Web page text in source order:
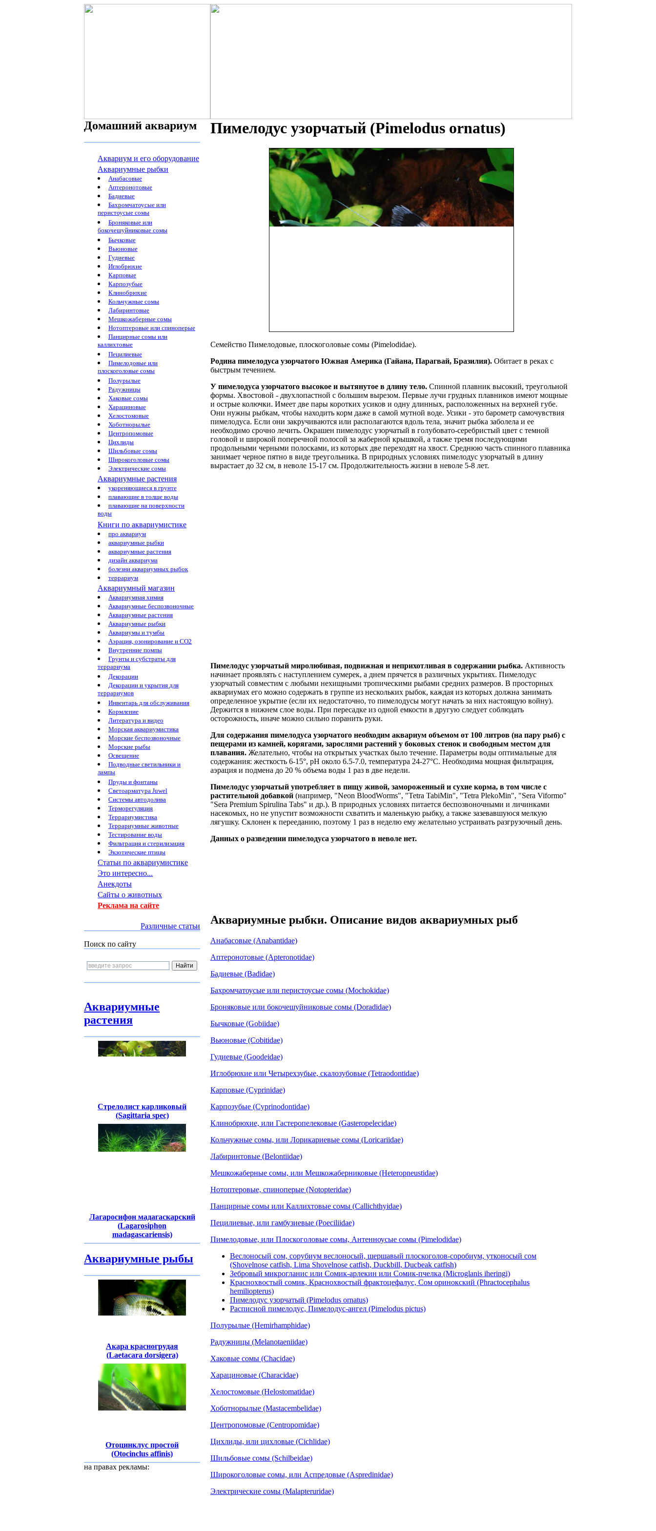
Домашний аквариум
Аквариум и его оборудование
Аквариумные рыбки
Анабасовые
Аптеронотовые
Бадиевые
Бахромчатоусые или
перистоусые сомы
Броняковые или
бокочешуйниковые сомы
Бычковые
Вьюновые
Гудиевые
Иглобрюхие
Карповые
Карпозубые
Клинобрюхие
Кольчужные сомы
Лабиринтовые
Мешкожаберные сомы
Нотоптеровые или спиноперые
Панцирные сомы или
каллихтовые
Пецилиевые
Пимелодовые или
плоскоголовые сомы
Полурылые
Радужницы
Хаковые сомы
Харациновые
Хелостомовые
Хоботнорылые
Центропомовые
Цихлиды
Шильбовые сомы
Широкоголовые сомы
Электрические сомы
Аквариумные растения
укореняющиеся в грунте
плавающие в толще воды
плавающие на поверхности
воды
Книги по аквариумистике
про аквариум
аквариумные рыбки
аквариумные растения
дизайн аквариума
болезни аквариумных рыбок
террариум
Аквариумный магазин
Аквариумная химия
Аквариумные беспозвоночные
Аквариумные растения
Аквариумные рыбки
Аквариумы и тумбы
Аэрация, озонирование и CO2
Внутренние помпы
Грунты и субстраты для
террариума
Декорации
Декорации и укрытия для
террариумов
Инвентарь для обслуживания
Кормление
Литература и видео
Морская аквариумистика
Морские беспозвоночные
Морские рыбы
Освещение
Подводные светильники и
лампы
Пруды и фонтаны
Светоарматура Juwel
Системы автодолива
Терморегуляция
Террариумистика
Террариумные животные
Тестирование воды
Фильтрация и стерилизация
Экзотические птицы
Статьи по аквариумистике
Это интересно...
Анекдоты
Сайты о животных
Реклама на сайте
Различные статьи
Поиск по сайту
Аквариумные
растения
Стрелолист карликовый
(Sagittaria spec)
Лагаросифон мадагаскарский
(Lagarosiphon
madagascariensis)
Аквариумные рыбы
Акара красногрудая
(Laetacara dorsigera)
Отоцинклус простой
(Otocinclus affinis)
на правах рекламы:
Пимелодус узорчатый (Pimelodus ornatus)
Семейство Пимелодовые, плоскоголовые сомы (Pimelodidae).
Родина пимелодуса узорчатого Южная Америка (Гайана, Парагвай, Бразилия). Обитает в реках с
быстрым течением.
У пимелодуса узорчатого высокое и вытянутое в длину тело. Спинной плавник высокий, треугольной
формы. Хвостовой - двухлопастной с большим вырезом. Первые лучи грудных плавников имеют мощные
и острые колючки. Имеет две пары коротких усиков и одну длинных, расположенных на верхней губе.
Они нужны рыбкам, чтобы находить корм даже в самой мутной воде. Усики - это барометр самочувствия
пимелодуса. Если они закручиваются или располагаются вдоль тела, значит рыбка заболела и ее
необходимо срочно лечить. Окрашен пимелодус узорчатый в голубовато-серебристый цвет с темной
головой и широкой поперечной полосой за жаберной крышкой, а также тремя последующими
продольными черными полосками, из которых две переходят на хвост. Среднюю часть спинного плавника
занимает черное пятно в виде треугольника. В природных условиях пимелодус узорчатый в длину
вырастает до 32 см, в неволе 15-17 см. Продолжительность жизни в неволе 5-8 лет.
Пимелодус узорчатый миролюбивая, подвижная и неприхотливая в содержании рыбка. Активность
начинает проявлять с наступлением сумерек, а днем прячется в различных укрытиях. Пимелодус
узорчатый совместим с любыми нехищными тропическими рыбами средних размеров. В просторных
аквариумах его можно содержать в группе из нескольких рыбок, каждая из которых должна занимать
определенное укрытие (если их недостаточно, то пимелодусы могут начать за них настоящую войну).
Держится в нижнем слое воды. При пересадке из одной емкости в другую следует соблюдать
осторожность, иначе можно сильно поранить руки.
Для содержания пимелодуса узорчатого необходим аквариум объемом от 100 литров (на пару рыб) с
пещерами из камней, корягами, зарослями растений у боковых стенок и свободным местом для
плавания. Желательно, чтобы на открытых участках было течение. Параметры воды оптимальные для
содержания: жесткость 6-15°, рН около 6.5-7.0, температура 24-27°С. Необходима мощная фильтрация,
аэрация и подмена до 20 % объема воды 1 раз в две недели.
Пимелодус узорчатый употребляет в пищу живой, замороженный и сухие корма, в том числе с
растительной добавкой (например, "Neon BloodWorms", "Tetra TabiMin", "Tetra PlekoMin", "Sera Viformo"
"Sera Premium Spirulina Tabs" и др.). В природных условиях питается беспозвоночными и личинками
насекомых, но не упустит возможности схватить и маленькую рыбку, а также зазевавшуюся мелкую
лягушку. Склонен к перееданию, поэтому 1 раз в неделю ему желательно устраивать разгрузочный день.
Данных о разведении пимелодуса узорчатого в неволе нет.
Аквариумные рыбки. Описание видов аквариумных рыб
Анабасовые (Anabantidae)
Аптеронотовые (Apteronotidae)
Бадиевые (Badidae)
Бахромчатоусые или перистоусые сомы (Mochokidae)
Броняковые или бокочешуйниковые сомы (Doradidae)
Бычковые (Gobiidae)
Вьюновые (Cobitidae)
Гудиевые (Goodeidae)
Иглобрюхие или Четырехзубые, скалозубовые (Tetraodontidae)
Карповые (Cyprinidae)
Карпозубые (Cyprinodontidae)
Клинобрюхие, или Гастеропелековые (Gasteropelecidae)
Кольчужные сомы, или Лорикариевые сомы (Loricariidae)
Лабиринтовые (Belontiidae)
Мешкожаберные сомы, или Мешкожаберниковые (Heteropneustidae)
Нотоптеровые, спиноперые (Notopteridae)
Панцирные сомы или Каллихтовые сомы (Callichthyidae)
Пецилиевые, или гамбузиевые (Poeciliidae)
Пимелодовые, или Плоскоголовые сомы, Антенноусые сомы (Pimelodidae)
Веслоносый сом, сорубиум веслоносый, шершавый плоскоголов-соробиум, утконосый сом
(Shovelnose catfish, Lima Shovelnose catfish, Duckbill, Ducbeak catfish)
Зебровый микрогланис или Сомик-арлекин или Сомик-пчелка (Microglanis iheringi)
Краснохвостый сомик, Краснохвостый фрактоцефалус, Сом оринокский (Phractocephalus
hemiliopterus)
Пимелодус узорчатый (Pimelodus ornatus)
Расписной пимелодус, Пимелодус-ангел (Pimelodus pictus)
Полурылые (Hemirhamphidae)
Радужницы (Melanotaeniidae)
Хаковые сомы (Chacidae)
Харациновые (Characidae)
Хелостомовые (Helostomatidae)
Хоботнорылые (Mastacembelidae)
Центропомовые (Centropomidae)
Цихлиды, или цихловые (Cichlidae)
Шильбовые сомы (Schilbeidae)
Широкоголовые сомы, или Аспредовые (Aspredinidae)
Электрические сомы (Маlapteruridae)